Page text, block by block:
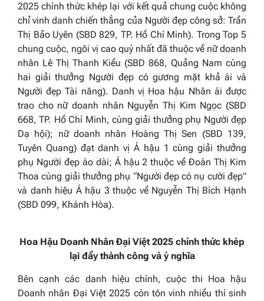
2025 chính thức khép lại với kết quả chung cuộc không
chỉ vinh danh chiến thắng của Người đẹp công sở: Trần
Thị Bảo Uyên (SBD 829, TP. Hồ Chí Minh). Trong Top 5
chung cuộc, ngôi vị cao quý nhất đã thuộc về nữ doanh
nhân Lê Thị Thanh Kiều (SBD 868, Quảng Nam cùng
hai giải thưởng Người đẹp có gương mặt khả ái và
Người đẹp Tài năng). Danh vị Hoa hậu Nhân ái được
trao cho nữ doanh nhân Nguyễn Thị Kim Ngọc (SBD
668, TP. Hồ Chí Minh, cùng giải thưởng phụ Người đẹp
Dạ hội); nữ doanh nhân Hoàng Thị Sen (SBD 139,
Tuyên Quang) đạt danh vị Á hậu 1 cùng giải thưởng
phụ Người đẹp áo dài; Á hậu 2 thuộc về Đoàn Thị Kim
Thoa cùng giải thưởng phụ “Người đẹp có nụ cười đẹp”
và danh hiệu Á hậu 3 thuộc về Nguyễn Thị Bích Hạnh
(SBD 099, Khánh Hòa).
Hoa Hậu Doanh Nhân Đại Việt 2025 chính thức khép
lại đầy thành công và ý nghĩa
Bên cạnh các danh hiệu chính, cuộc thi Hoa hậu
Doanh nhân Đại Việt 2025 còn tôn vinh nhiều thí sinh